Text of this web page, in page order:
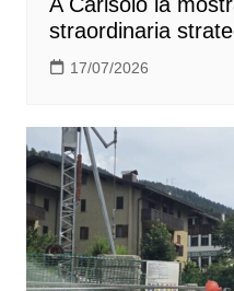
straordinaria
17/07/2026